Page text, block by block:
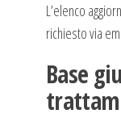
L’elenco
richiesto via
Base